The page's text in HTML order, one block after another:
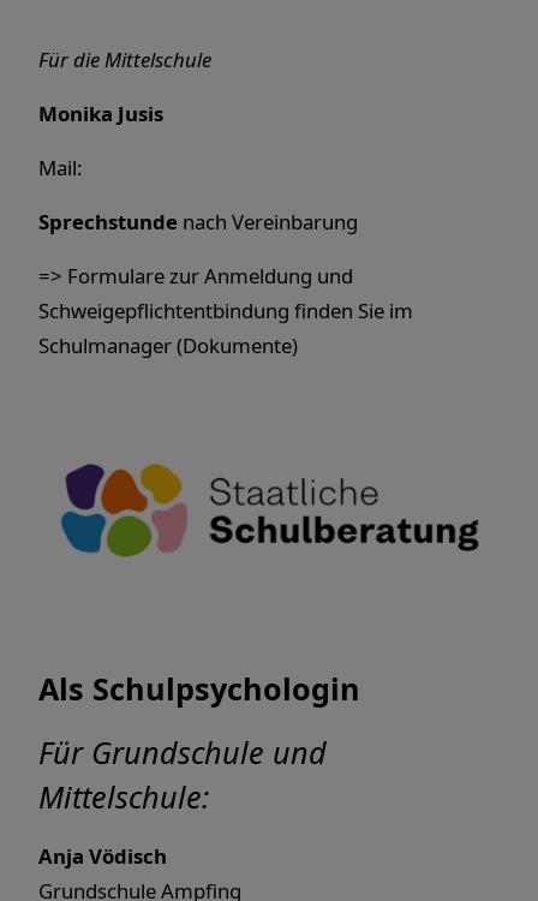
Für die Mittelschule
Monika Jusis
Mail:
Sprechstunde nach Vereinbarung
=> Formulare zur Anmeldung und
Schweigepflichtentbindung finden Sie im
Schulmanager (Dokumente)
Als Schulpsychologin
Für Grundschule und
Mittelschule:
Anja Vödisch
Grundschule Ampfing